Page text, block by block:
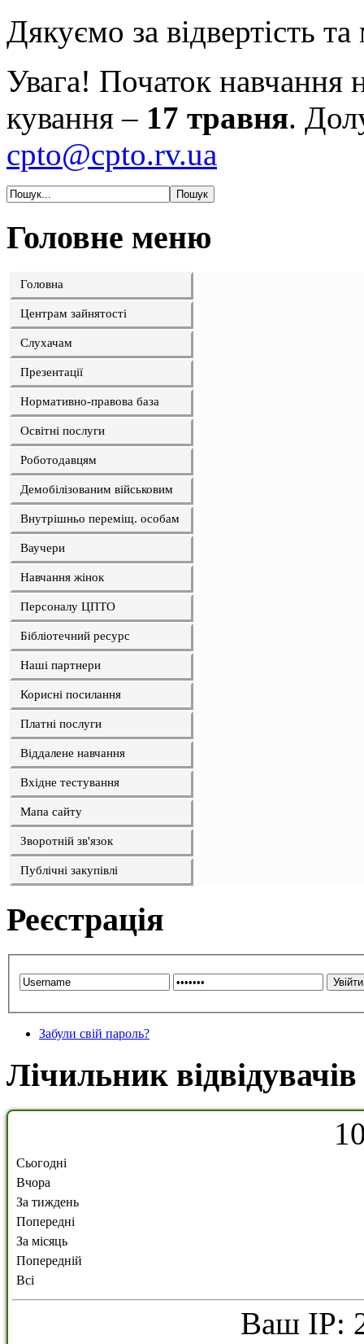
Дякуємо за відвертість
Увага! Початок навчання
кування – 17 травня.
cpto@cpto.rv.ua
Головне меню
Головна
Центрам зайнятості
Слухачам
Презентації
Нормативно-правова база
Освітні послуги
Роботодавцям
Демобілізованим військовим
Внутрішньо переміщ. особам
Ваучери
Навчання жінок
Персоналу ЦПТО
Бібліотечний ресурс
Наші партнери
Корисні посилання
Платні послуги
Віддалене навчання
Вхідне тестування
Мапа сайту
Зворотній зв'язок
Публічні закупівлі
Реєстрація
Забули свій пароль?
Лічильник відвідувачів
1
Сьогодні
Вчора
За тиждень
Попередні
За місяць
Попередній
Всі
Ваш IP: